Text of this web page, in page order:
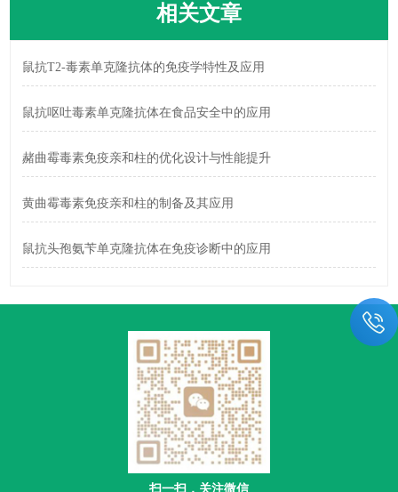
相关文章
鼠抗T2-毒素单克隆抗体的免疫学特性及应用
鼠抗呕吐毒素单克隆抗体在食品安全中的应用
赭曲霉毒素免疫亲和柱的优化设计与性能提升
黄曲霉毒素免疫亲和柱的制备及其应用
鼠抗头孢氨苄单克隆抗体在免疫诊断中的应用
扫一扫，关注微信